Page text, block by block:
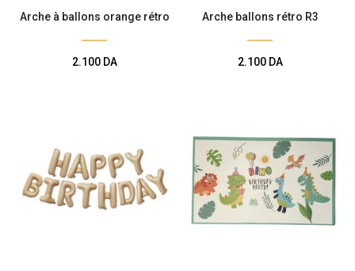
Arche à ballons orange rétro
2.100 DA
Arche ballons rétro R3
2.100 DA